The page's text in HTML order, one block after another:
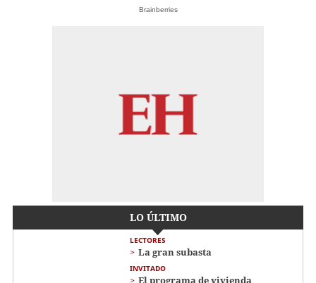
Brainberries
LO ÚLTIMO
LECTORES
La gran subasta
INVITADO
El programa de vivienda